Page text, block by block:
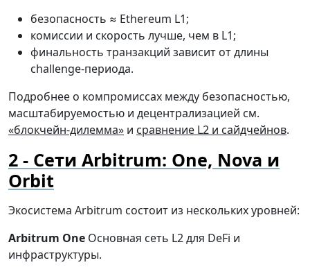
безопасность ≈ Ethereum L1;
комиссии и скорость лучше, чем в L1;
финальность транзакций зависит от длины
challenge-периода.
Подробнее о компромиссах между безопасностью,
масштабируемостью и децентрализацией см.
«блокчейн-дилемма» и сравнение L2 и сайдчейнов.
Сети Arbitrum: One, Nova и
Orbit
Экосистема Arbitrum состоит из нескольких уровней:
Arbitrum One Основная сеть L2 для DeFi и
инфраструктуры.